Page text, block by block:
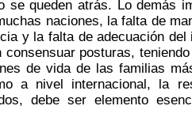
se queden atrás. Lo demás
naciones, la falta de
y la falta de adecuación del
consensuar posturas,
de vida de las familias
a nivel internacional, la
debe ser elemento